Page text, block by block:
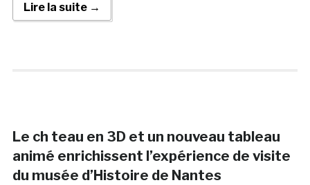
Lire la suite →
Le ch teau en 3D et un nouveau tableau
animé enrichissent l’expérience de visite
du musée d’Histoire de Nantes